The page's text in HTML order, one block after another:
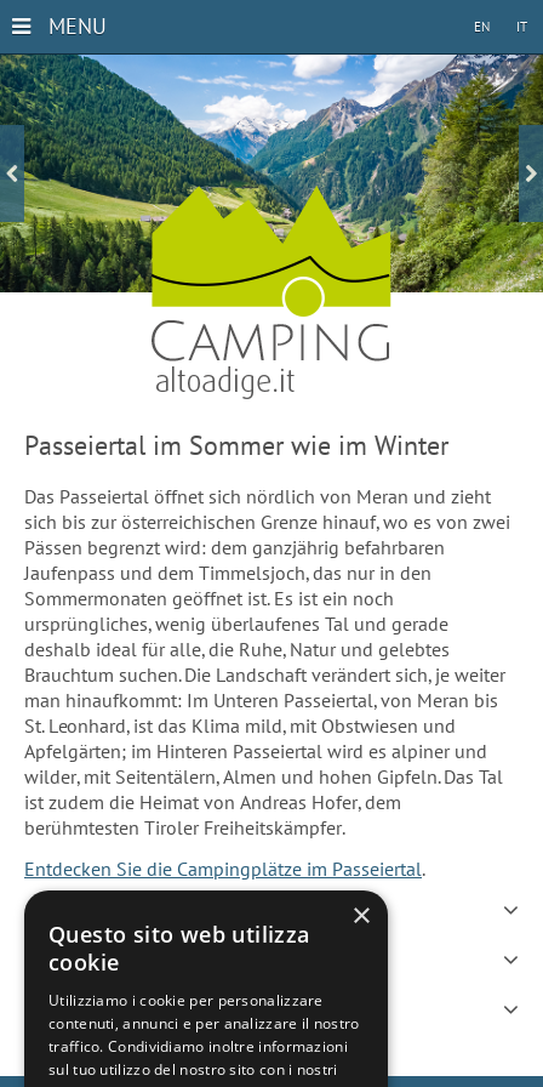
EN IT
MENU
Passeiertal im Sommer wie im Winter
Das Passeiertal öffnet sich nördlich von Meran und zieht
sich bis zur österreichischen Grenze hinauf, wo es von zwei
Pässen begrenzt wird: dem ganzjährig befahrbaren
Jaufenpass und dem Timmelsjoch, das nur in den
Sommermonaten geöffnet ist. Es ist ein noch
ursprüngliches, wenig überlaufenes Tal und gerade
deshalb ideal für alle, die Ruhe, Natur und gelebtes
Brauchtum suchen. Die Landschaft verändert sich, je weiter
man hinaufkommt: Im Unteren Passeiertal, von Meran bis
St. Leonhard, ist das Klima mild, mit Obstwiesen und
Apfelgärten; im Hinteren Passeiertal wird es alpiner und
wilder, mit Seitentälern, Almen und hohen Gipfeln. Das Tal
ist zudem die Heimat von Andreas Hofer, dem
berühmtesten Tiroler Freiheitskämpfer.
Entdecken Sie die Campingplätze im Passeiertal.
Im Winter
×
Questo sito web utilizza
cookie
Utilizziamo i cookie per personalizzare
contenuti, annunci e per analizzare il nostro
traffico. Condividiamo inoltre informazioni
sul tuo utilizzo del nostro sito con i nostri